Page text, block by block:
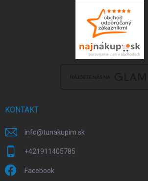
KONTAKT
info@tunakupim.sk
+421911405785
Facebook